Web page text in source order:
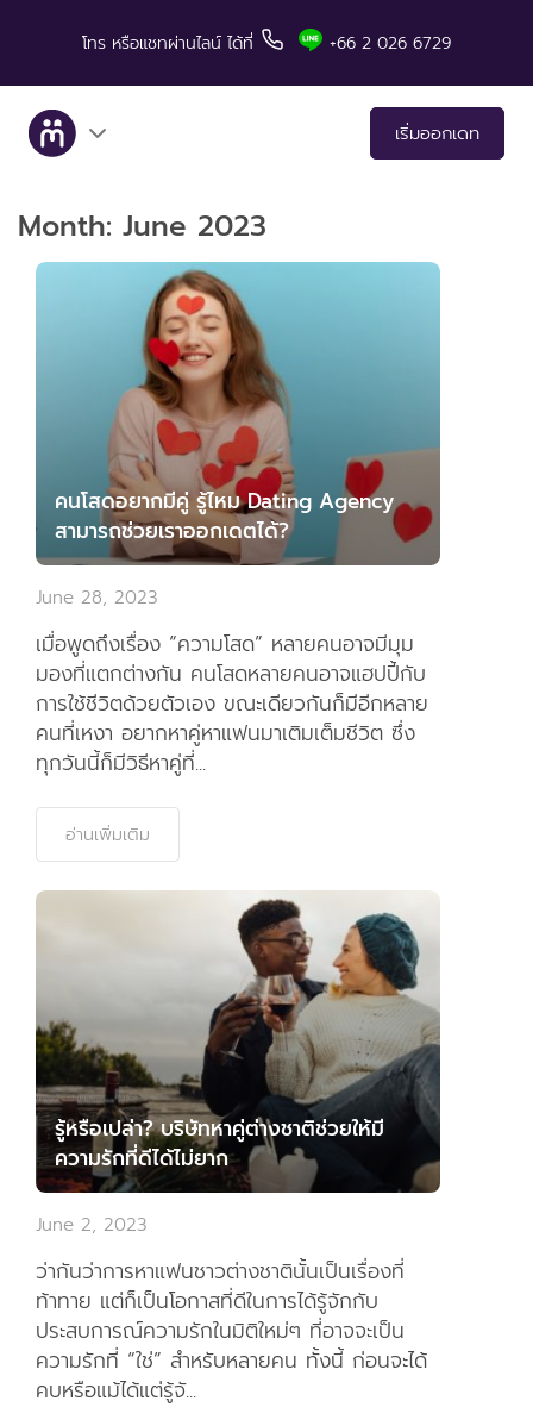
โทร หรือแชทผ่านไลน์ ได้ที่ +66 2 026 6729
เริ่มออกเดท
เกี่ยวกับเรา
เรื่องราวคู่สำเร็จ
มีทแอนด์ลันช์ในสื่อต่างๆ
เคล็ดลับสำหรับการเดท
แอพมือถือ
ติดต่อเรา
Month: June 2023
คนโสดอยากมีคู่ รู้ไหม Dating Agency
สามารถช่วยเราออกเดตได้?
June 28, 2023
เมื่อพูดถึงเรื่อง “ความโสด” หลายคนอาจมีมุม
มองที่แตกต่างกัน คนโสดหลายคนอาจแฮปปี้กับ
การใช้ชีวิตด้วยตัวเอง ขณะเดียวกันก็มีอีกหลาย
คนที่เหงา อยากหาคู่หาแฟนมาเติมเต็มชีวิต ซึ่ง
ทุกวันนี้ก็มีวิธีหาคู่ที่...
อ่านเพิ่มเติม
รู้หรือเปล่า? บริษัทหาคู่ต่างชาติช่วยให้มี
ความรักที่ดีได้ไม่ยาก
June 2, 2023
ว่ากันว่าการหาแฟนชาวต่างชาตินั้นเป็นเรื่องที่
ท้าทาย แต่ก็เป็นโอกาสที่ดีในการได้รู้จักกับ
ประสบการณ์ความรักในมิติใหม่ๆ ที่อาจจะเป็น
ความรักที่ “ใช่” สำหรับหลายคน ทั้งนี้ ก่อนจะได้
คบหรือแม้ได้แต่รู้จั...